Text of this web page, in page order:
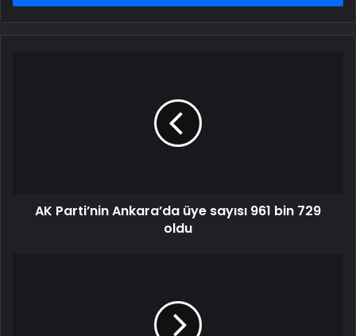
AK Parti’nin Ankara’da üye sayısı 961 bin 729
oldu